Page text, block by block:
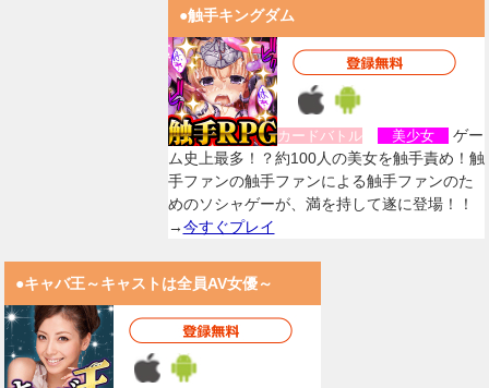
●触手キングダム
カードバトル 美少女
ゲー
ム史上最多！？約100人の美女を触手責め！触
手ファンの触手ファンによる触手ファンのた
めのソシャゲーが、満を持して遂に登場！！
→今すぐプレイ
●キャバ王～キャストは全員AV女優～